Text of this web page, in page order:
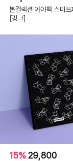
본컬렉션 아이팩 스마
[핑크]
15% 29,800